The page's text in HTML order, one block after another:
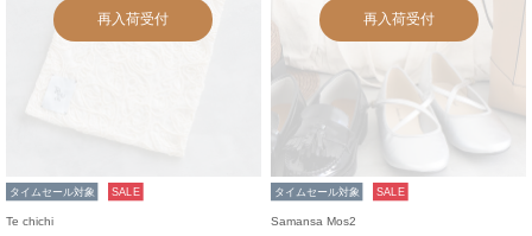
再入荷受付
タイムセール対象 SALE
Te chichi
再入荷受付
タイムセール対象 SALE
Samansa Mos2